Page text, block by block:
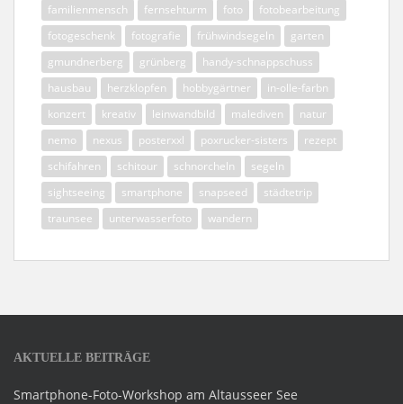
familienmensch
fernsehturm foto
fotobearbeitung
fotogeschenk
fotografie frühwindsegeln
garten
gmundnerberg
grünberg
handy-schnappschuss
hausbau
herzklopfen hobbygärtner
in-olle-farbn
konzert
kreativ leinwandbild malediven
natur
nemo
nexus posterxxl poxrucker-sisters
rezept
schifahren
schitour schnorcheln
segeln
sightseeing
smartphone snapseed
städtetrip
traunsee
unterwasserfoto wandern
AKTUELLE BEITRÄGE
Smartphone-Foto-Workshop am Altausseer See